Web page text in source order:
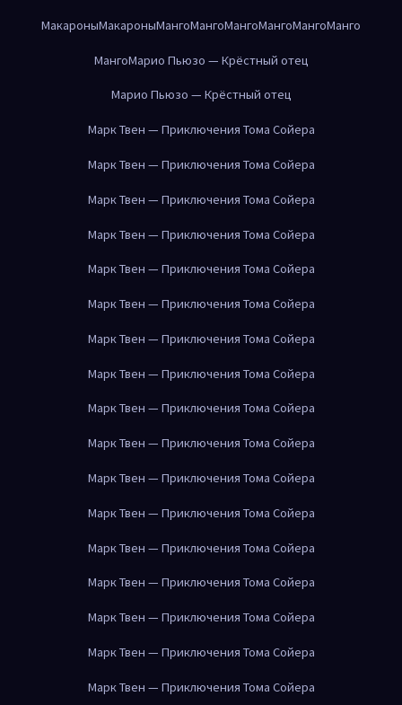
МакароныМакароныМангоМангоМангоМангоМангоМанго
МангоМарио Пьюзо — Крёстный отец
Марио Пьюзо — Крёстный отец
Марк Твен — Приключения Тома Сойера
Марк Твен — Приключения Тома Сойера
Марк Твен — Приключения Тома Сойера
Марк Твен — Приключения Тома Сойера
Марк Твен — Приключения Тома Сойера
Марк Твен — Приключения Тома Сойера
Марк Твен — Приключения Тома Сойера
Марк Твен — Приключения Тома Сойера
Марк Твен — Приключения Тома Сойера
Марк Твен — Приключения Тома Сойера
Марк Твен — Приключения Тома Сойера
Марк Твен — Приключения Тома Сойера
Марк Твен — Приключения Тома Сойера
Марк Твен — Приключения Тома Сойера
Марк Твен — Приключения Тома Сойера
Марк Твен — Приключения Тома Сойера
Марк Твен — Приключения Тома Сойера